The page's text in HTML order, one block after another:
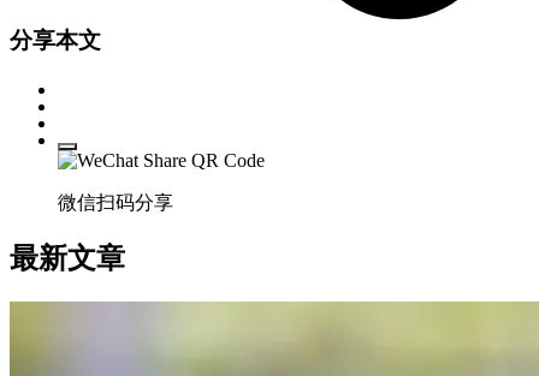
分享本文
微信扫码分享
最新文章